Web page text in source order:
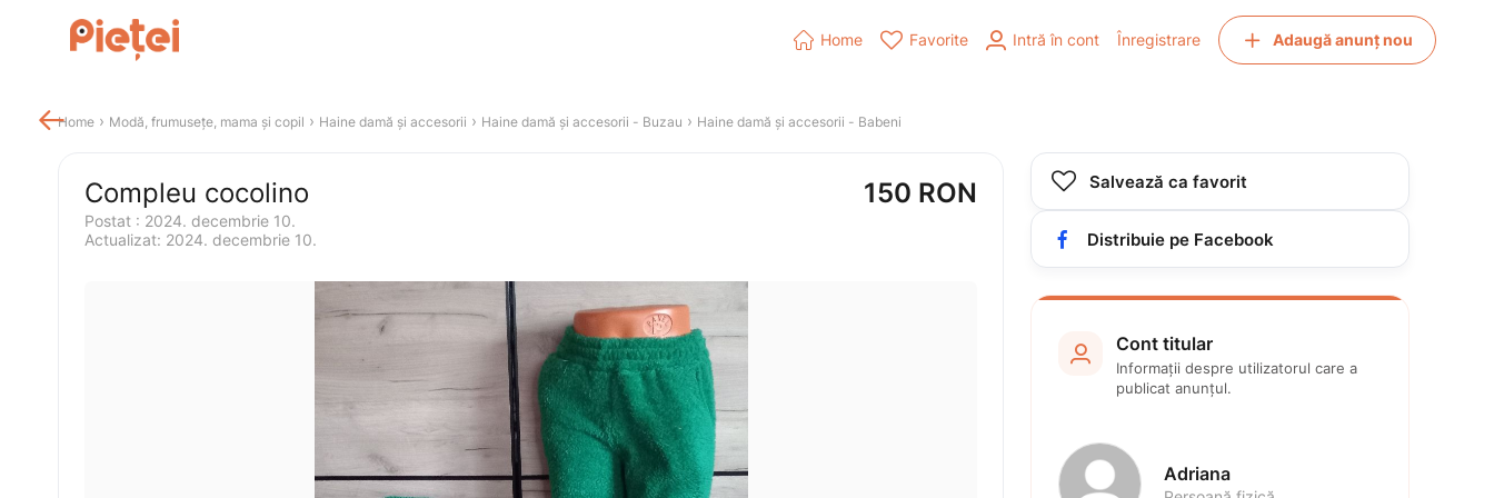
Home › Modă, frumusețe, mama și copil › Haine damă și accesorii › Haine damă și accesorii - Buzau › Haine damă și accesorii - Babeni
Compleu cocolino 150 RON
Postat : 2024. decembrie 10.
Actualizat: 2024. decembrie 10.
 Salvează ca favorit
 Distribuie pe Facebook
 Cont titular
Informații despre utilizatorul care a
publicat anunțul.
Adriana
 Home  Favorite  Intră în cont Înregistrare  Adaugă anunț nou